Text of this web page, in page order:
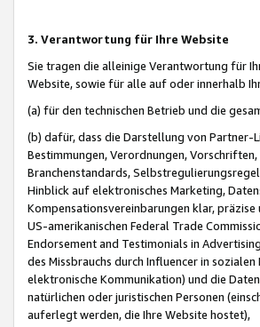
3. Verantwortung für Ihre Website
Sie tragen die alleinige Verantwortung für
Website, sowie für alle auf oder innerhalb
(a) für den technischen Betrieb und die
(b) dafür, dass die Darstellung von
Bestimmungen, Verordnungen,
Branchenstandards,
Hinblick auf elektronisches Marketing,
Kompensationsvereinbarungen klar,
US-amerikanischen Federal Trade
Endorsement and Testimonials in
des Missbrauchs durch Influencer in
elektronische Kommunikation) und die
natürlichen oder juristischen Personen
auferlegt werden, die Ihre Website hostet),